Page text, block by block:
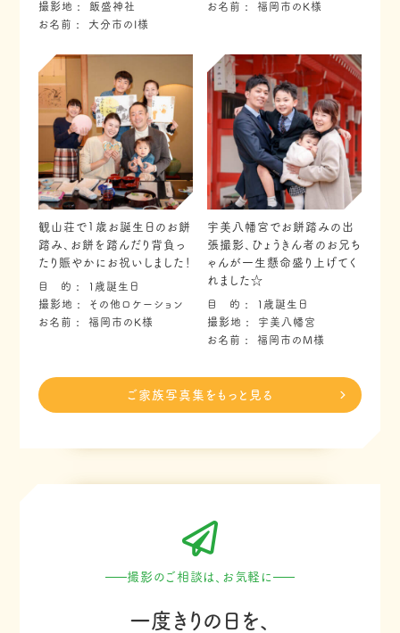
撮影地
飯盛神社
お名前
大分市のI様
お名前
福岡市のK様
観山荘で1歳お誕生日のお餅
踏み、お餅を踏んだり背負っ
たり賑やかにお祝いしました！
目 的
１歳誕生日
撮影地
その他ロケーション
お名前
福岡市のK様
宇美八幡宮でお餅踏みの出
張撮影、ひょうきん者のお兄ち
ゃんが一生懸命盛り上げてく
れました☆
目 的
１歳誕生日
撮影地
宇美八幡宮
お名前
福岡市のM様
ご家族写真集をもっと見る
撮影のご相談は、お気軽に
一度きりの日を、